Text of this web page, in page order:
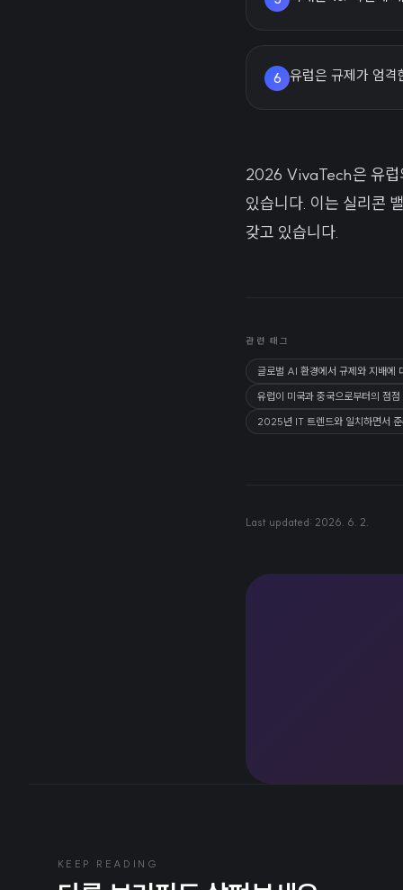
6 유럽은 규제가 엄
2026 VivaTech은 유럽
있습니다. 이는 실리콘
갖고 있습니다.
관련 태그
글로벌 AI 환경에서 규제와 지배에
유럽이 미국과 중국으로부터의 점
2025년 IT 트렌드와 일치하면서
Last updated: 2026. 6. 2.
KEEP READING